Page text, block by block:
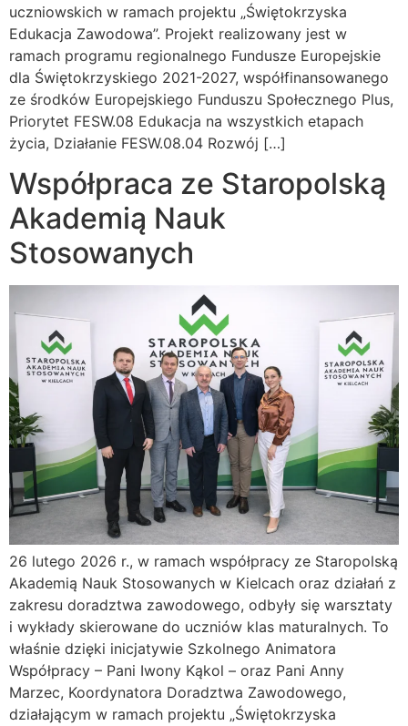
uczniowskich w ramach projektu „Świętokrzyska
Edukacja Zawodowa”. Projekt realizowany jest w
ramach programu regionalnego Fundusze Europejskie
dla Świętokrzyskiego 2021-2027, współfinansowanego
ze środków Europejskiego Funduszu Społecznego Plus,
Priorytet FESW.08 Edukacja na wszystkich etapach
życia, Działanie FESW.08.04 Rozwój […]
Współpraca ze Staropolską
Akademią Nauk
Stosowanych
26 lutego 2026 r., w ramach współpracy ze Staropolską
Akademią Nauk Stosowanych w Kielcach oraz działań z
zakresu doradztwa zawodowego, odbyły się warsztaty
i wykłady skierowane do uczniów klas maturalnych. To
właśnie dzięki inicjatywie Szkolnego Animatora
Współpracy – Pani Iwony Kąkol – oraz Pani Anny
Marzec, Koordynatora Doradztwa Zawodowego,
działającym w ramach projektu „Świętokrzyska